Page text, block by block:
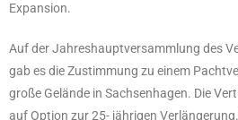
Expansion.
Auf der Jahreshauptversammlung des
gab es die Zustimmung zu einem
große Gelände in Sachsenhagen. Die
auf Option zur 25- jährigen